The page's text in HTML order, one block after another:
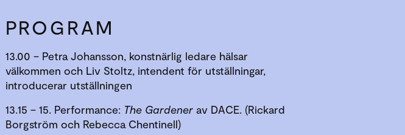
PROGRAM
13.00 – Petra Johansson, konstnärlig ledare hälsar
välkommen och Liv Stoltz, intendent för utställningar,
introducerar utställningen
13.15 – 15. Performance: The Gardener av DACE. (Rickard
Borgström och Rebecca Chentinell)